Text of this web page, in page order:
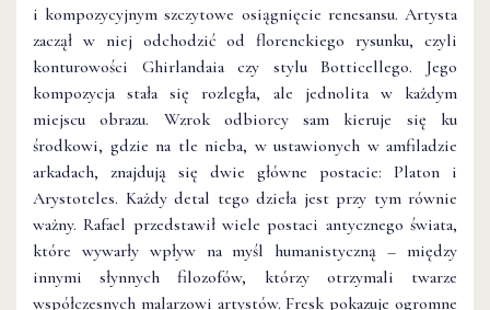
i kompozycyjnym szczytowe osiągnięcie renesansu. Artysta
zaczął w niej odchodzić od florenckiego rysunku, czyli
konturowości Ghirlandaia czy stylu Botticellego. Jego
kompozycja stała się rozległa, ale jednolita w każdym
miejscu obrazu. Wzrok odbiorcy sam kieruje się ku
środkowi, gdzie na tle nieba, w ustawionych w amfiladzie
arkadach, znajdują się dwie główne postacie: Platon i
Arystoteles. Każdy detal tego dzieła jest przy tym równie
ważny. Rafael przedstawił wiele postaci antycznego świata,
które wywarły wpływ na myśl humanistyczną – między
innymi słynnych filozofów, którzy otrzymali twarze
współczesnych malarzowi artystów. Fresk pokazuje ogromne